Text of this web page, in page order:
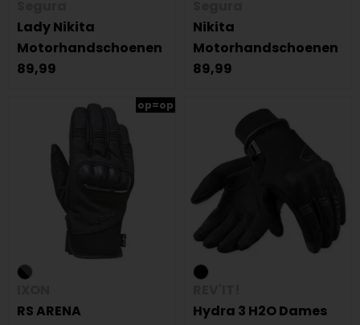
Lady Nikita
Motorhandschoenen
89,99
Nikita
Motorhandschoenen
89,99
op=op
RS ARENA
Hydra 3 H2O Dames